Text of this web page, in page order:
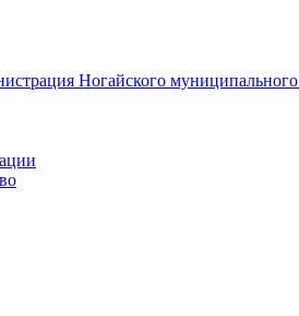
Ногайского